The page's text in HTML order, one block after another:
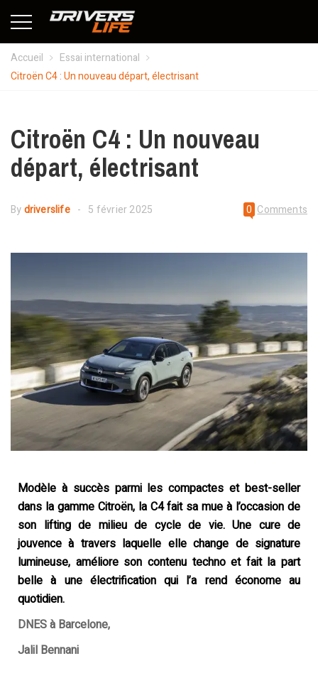
Accueil
Essai international
Citroën C4 : Un nouveau départ, électrisant
Citroën C4 : Un nouveau
départ, électrisant
Bydriverslife 5 février 2025 0 Comments
Modèle à succès parmi les compactes et best-seller
dans la gamme Citroën, la C4 fait sa mue à l’occasion de
son lifting de milieu de cycle de vie. Une cure de
jouvence à travers laquelle elle change de signature
lumineuse, améliore son contenu techno et fait la part
belle à une électrification qui l’a rend économe au
quotidien.
DNES à Barcelone,
Jalil Bennani